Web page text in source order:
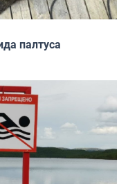
палтуса